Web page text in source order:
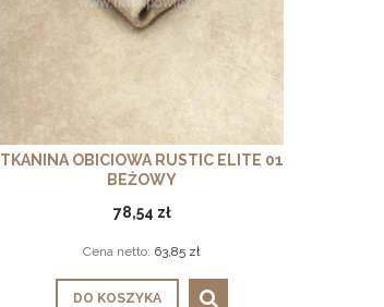
TKANINA OBICIOWA RUSTIC ELITE 01
BEŻOWY
78,54 zł
Cena netto: 63,85 zł
DO KOSZYKA